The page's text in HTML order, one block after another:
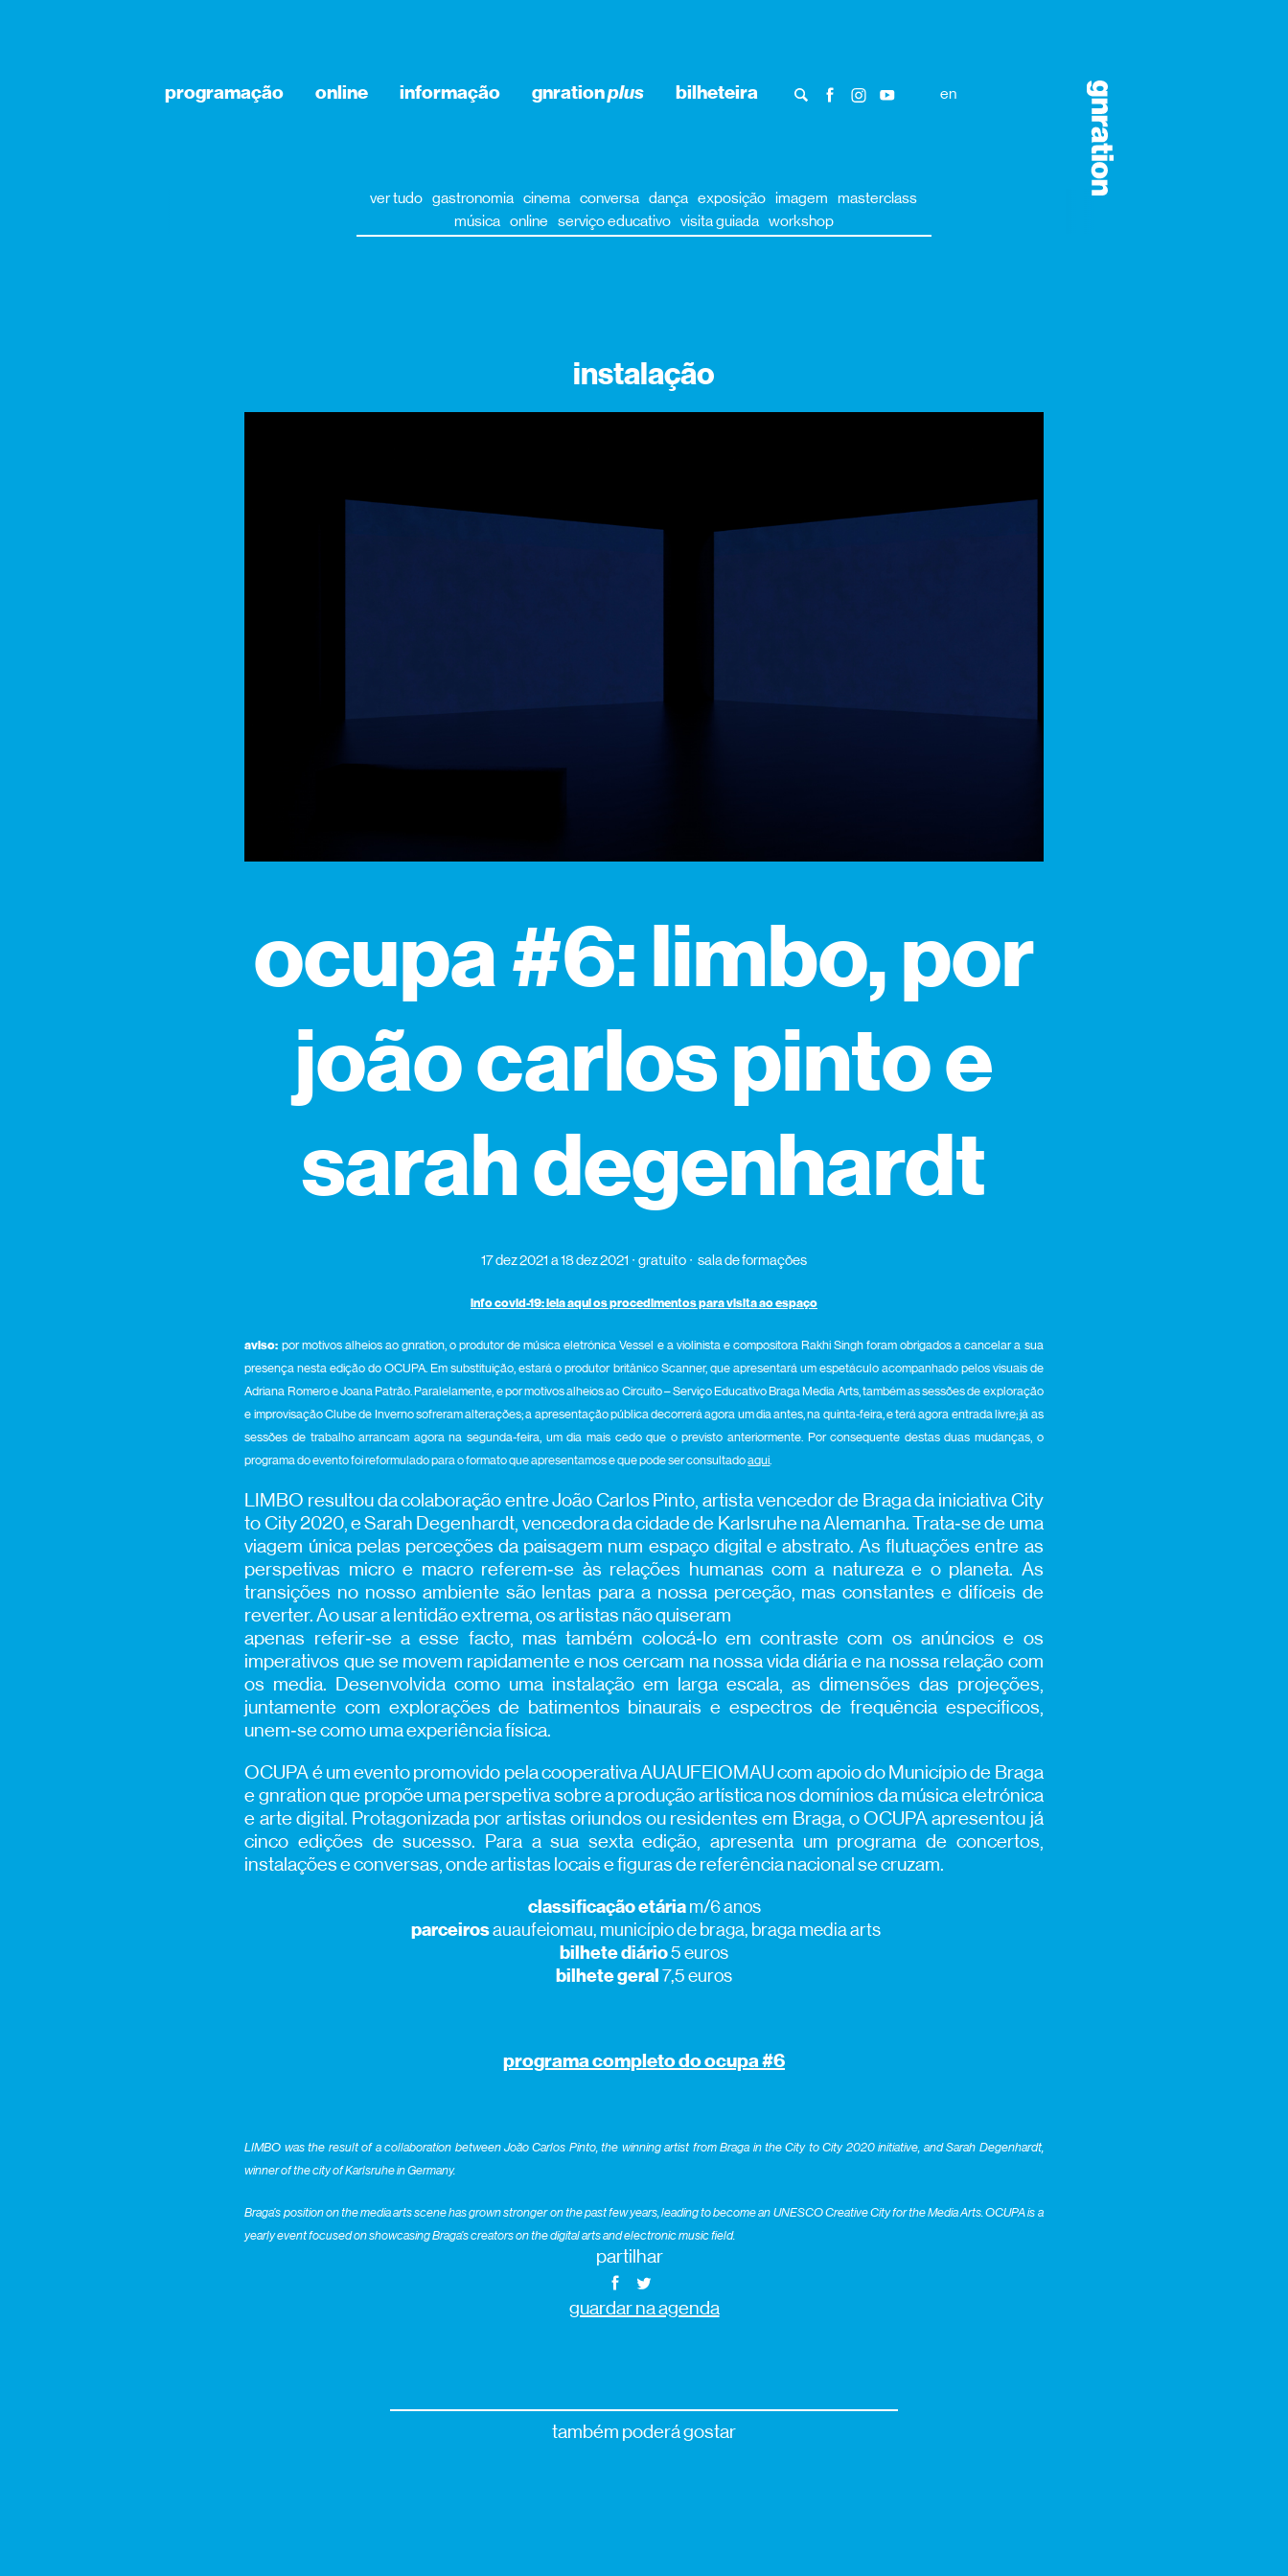
programação online informação gnrationplus bilheteira en
ver tudo gastronomia cinema conversa dança exposição imagem
masterclass
música online serviço educativo visita guiada workshop
instalação
ocupa #6: limbo, por
joão carlos pinto e
sarah degenhardt
17 dez 2021 a 18 dez 2021 gratuito sala de formações
info covid-19: leia aqui os procedimentos para visita ao espaço
aviso: por motivos alheios ao gnration, o produtor de música eletrónica Vessel e a violinista e compositora Rakhi Singh foram obrigados a cancelar a sua
presença nesta edição do OCUPA. Em substituição, estará o produtor britânico Scanner, que apresentará um espetáculo acompanhado pelos visuais de
Adriana Romero e Joana Patrão. Paralelamente, e por motivos alheios ao Circuito – Serviço Educativo Braga Media Arts, também as sessões de exploração
e improvisação Clube de Inverno sofreram alterações; a apresentação pública decorrerá agora um dia antes, na quinta-feira, e terá agora entrada livre; já as
sessões de trabalho arrancam agora na segunda-feira, um dia mais cedo que o previsto anteriormente. Por consequente destas duas mudanças, o
programa do evento foi reformulado para o formato que apresentamos e que pode ser consultadoaqui
LIMBO resultou da colaboração entre João Carlos Pinto, artista vencedor de Braga da iniciativa City
to City 2020, e Sarah Degenhardt, vencedora da cidade de Karlsruhe na Alemanha. Trata‑se de uma
viagem única pelas perceções da paisagem num espaço digital e abstrato. As flutuações entre as
perspetivas micro e macro referem‑se às relações humanas com a natureza e o planeta. As
transições no nosso ambiente são lentas para a nossa perceção, mas constantes e difíceis de
reverter. Ao usar a lentidão extrema, os artistas não quiseram
apenas referir‑se a esse facto, mas também colocá‑lo em contraste com os anúncios e os
imperativos que se movem rapidamente e nos cercam na nossa vida diária e na nossa relação com
os media. Desenvolvida como uma instalação em larga escala, as dimensões das projeções,
juntamente com explorações de batimentos binaurais e espectros de frequência específicos,
unem‑se como uma experiência física.
OCUPA é um evento promovido pela cooperativa AUAUFEIOMAU com apoio do Município de Braga
e gnration que propõe uma perspetiva sobre a produção artística nos domínios da música eletrónica
e arte digital. Protagonizada por artistas oriundos ou residentes em Braga, o OCUPA apresentou já
cinco edições de sucesso. Para a sua sexta edição, apresenta um programa de concertos,
instalações e conversas, onde artistas locais e figuras de referência nacional se cruzam.
classificação etáriam/6 anos
parceirosauaufeiomau, município de braga, braga media arts
bilhete diário5 euros
bilhete geral7,5 euros
programa completo do ocupa #6
LIMBO was the result of a collaboration between João Carlos Pinto, the winning artist from Braga in the City to City 2020 initiative, and Sarah Degenhardt,
winner of the city of Karlsruhe in Germany.
Braga’s position on the media arts scene has grown stronger on the past few years, leading to become an UNESCO Creative City for the Media Arts. OCUPA is a
yearly event focused on showcasing Braga’s creators on the digital arts and electronic music field.
partilhar
guardar na agenda
também poderá gostar